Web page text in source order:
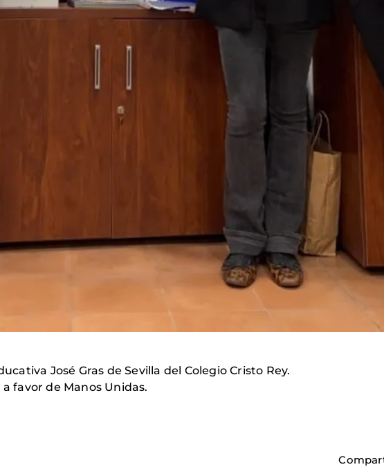
José Gras de Sevilla del Colegio Cristo Rey.
favor de Manos Unidas.